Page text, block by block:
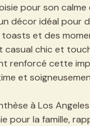
pour son
décor idéal pour
toasts et des
casual chic et
renforcé cette
et
à Los
pour la famille,